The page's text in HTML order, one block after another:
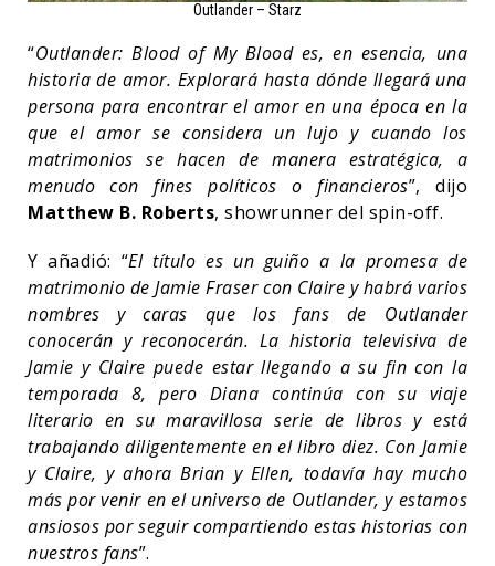
Outlander – Starz
“Outlander: Blood of My Blood es, en esencia, una
historia de amor. Explorará hasta dónde llegará una
persona para encontrar el amor en una época en la
que el amor se considera un lujo y cuando los
matrimonios se hacen de manera estratégica, a
menudo con fines políticos o financieros”, dijo
Matthew B. Roberts, showrunner del spin-off.
Y añadió: “El título es un guiño a la promesa de
matrimonio de Jamie Fraser con Claire y habrá varios
nombres y caras que los fans de Outlander
conocerán y reconocerán. La historia televisiva de
Jamie y Claire puede estar llegando a su fin con la
temporada 8, pero Diana continúa con su viaje
literario en su maravillosa serie de libros y está
trabajando diligentemente en el libro diez. Con Jamie
y Claire, y ahora Brian y Ellen, todavía hay mucho
más por venir en el universo de Outlander, y estamos
ansiosos por seguir compartiendo estas historias con
nuestros fans”.